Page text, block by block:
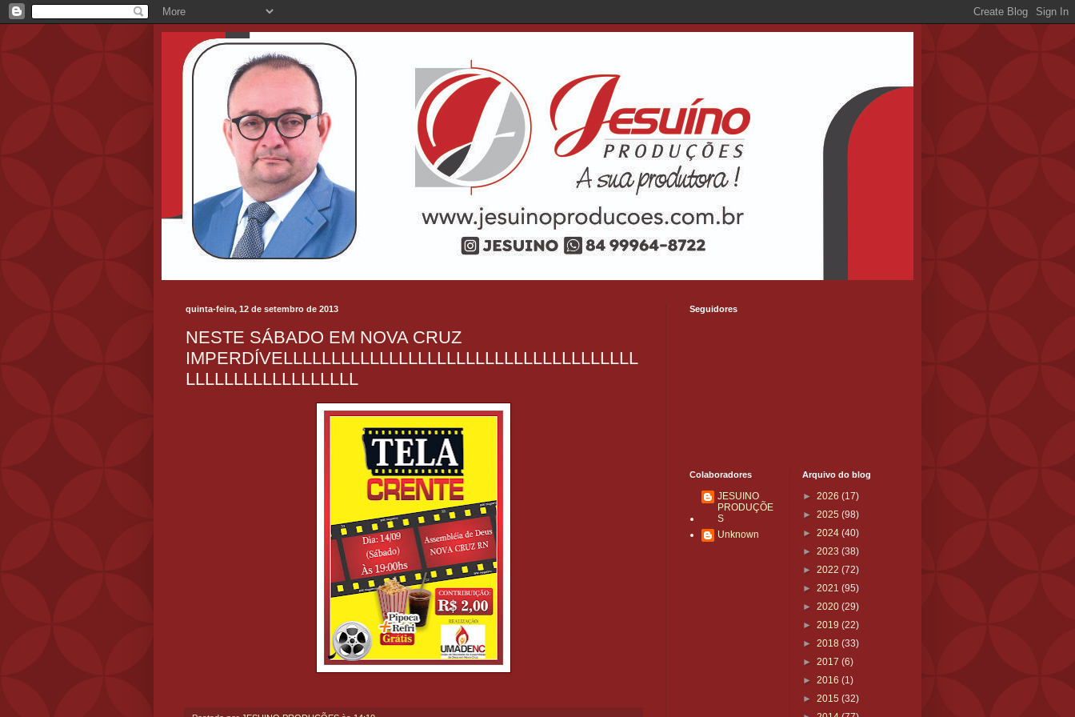
quinta-feira, 12 de setembro de 2013
NESTE SÁBADO EM NOVA CRUZ
IMPERDÍVELLLLLLLLLLLLLLLLLLLLLLLLLLLLLLLLLLLLL
LLLLLLLLLLLLLLLLLL
Seguidores
Colaboradores
JESUINO
PRODUÇÕE
S
Unknown
Arquivo do blog
► 2026 (17)
► 2025 (98)
► 2024 (40)
► 2023 (38)
► 2022 (72)
► 2021 (95)
► 2020 (29)
► 2019 (22)
► 2018 (33)
► 2017 (6)
► 2016 (1)
► 2015 (32)